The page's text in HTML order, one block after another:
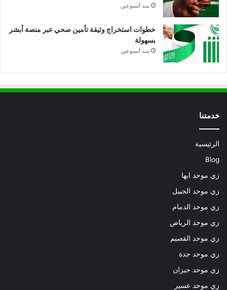
منذ أسبوعين
خطوات استخراج وثيقة تأمين صحي عبر منصة أبشر
بسهولة
منذ أسبوعين
خدمتنا
الرئيسية
Blog
زي موحد ابها
زي موحد الجبيل
زي موحد الدمام
زي موحد الرياض
زي موحد القصيم
زي موحد جدة
زي موحد جيزان
زي موحد عسير